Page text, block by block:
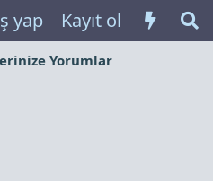
yap Kayıt ol
Yorumlar